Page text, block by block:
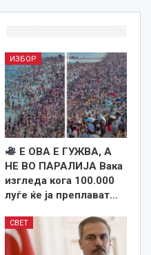
ИЗБОР
Е ОВА Е ГУЖВА, А
НЕ ВО ПАРАЛИЈА Вака
изгледа кога 100.000
луѓе ќе ја преплават…
СВЕТ